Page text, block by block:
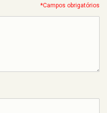
*Campos obrigatórios